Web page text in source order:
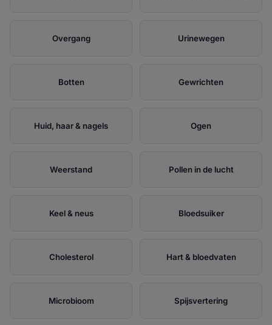
Overgang Urinewegen
Botten Gewrichten
Huid, haar & nagels Ogen
Weerstand Pollen in de lucht
Keel & neus Bloedsuiker
Cholesterol Hart & bloedvaten
Microbioom Spijsvertering